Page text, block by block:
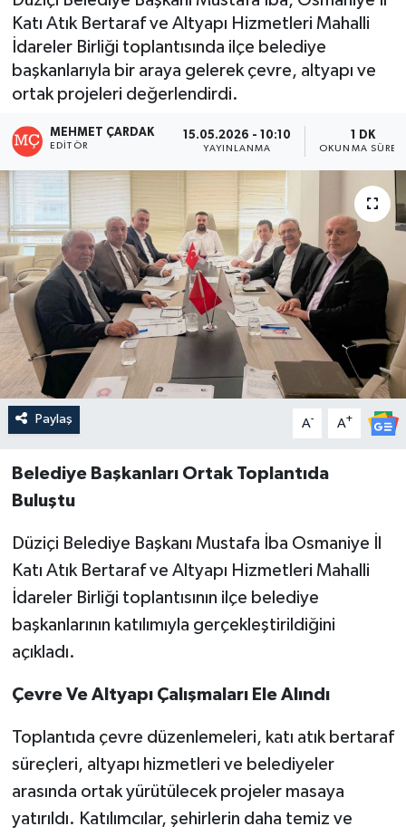
Katı Atık Bertaraf ve Altyapı Hizmetleri Mahalli
İdareler Birliği toplantısında ilçe belediye
başkanlarıyla bir araya gelerek çevre, altyapı ve
ortak projeleri değerlendirdi.
MEHMET ÇARDAK
EDITÖR
15.05.2026 - 10:10
YAYINLANMA
1 DK
OKUNMA
Paylaş A- A+
Belediye Başkanları Ortak Toplantıda
Buluştu
Düziçi Belediye Başkanı Mustafa İba Osmaniye İl
Katı Atık Bertaraf ve Altyapı Hizmetleri Mahalli
İdareler Birliği toplantısının ilçe belediye
başkanlarının katılımıyla gerçekleştirildiğini
açıkladı.
Çevre Ve Altyapı Çalışmaları Ele Alındı
Toplantıda çevre düzenlemeleri, katı atık bertaraf
süreçleri, altyapı hizmetleri ve belediyeler
arasında ortak yürütülecek projeler masaya
yatırıldı. Katılımcılar, şehirlerin daha temiz ve